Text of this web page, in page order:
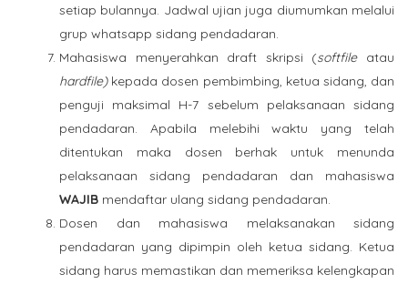
setiap bulannya. Jadwal ujian juga diumumkan melalui
grup whatsapp sidang pendadaran.
Mahasiswa menyerahkan draft skripsi (softfileatau
hardfile) kepada dosen pembimbing, ketua sidang, dan
penguji maksimal H-7 sebelum pelaksanaan sidang
pendadaran. Apabila melebihi waktu yang telah
ditentukan maka dosen berhak untuk menunda
pelaksanaan sidang pendadaran dan mahasiswa
WAJIB mendaftar ulang sidang pendadaran.
Dosen dan mahasiswa melaksanakan sidang
pendadaran yang dipimpin oleh ketua sidang. Ketua
sidang harus memastikan dan memeriksa kelengkapan